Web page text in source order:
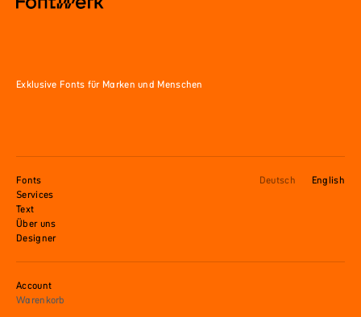
Exklusive Fonts für Marken und Menschen
Fonts
Services
Text
Über uns
Designer
Deutsch English
Account
Warenkorb